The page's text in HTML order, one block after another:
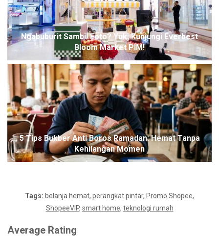
Ngabuburit Sambil Foto? Yuk, Kunjungi Everbest
Bloom Market PIM!
5 Tips Bukber Anti Boros Ramadan: Hemat Tanpa
Kehilangan Momen
Tags: belanja hemat, perangkat pintar, Promo Shopee,
ShopeeVIP, smart home, teknologi rumah
Average Rating